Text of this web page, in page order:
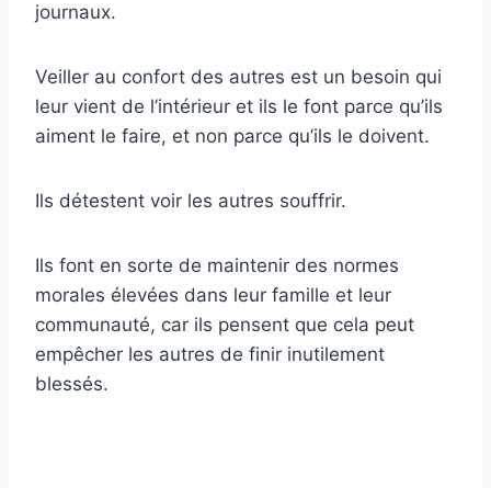
journaux.
Veiller au confort des autres est un besoin qui
leur vient de l’intérieur et ils le font parce qu’ils
aiment le faire, et non parce qu’ils le doivent.
Ils détestent voir les autres souffrir.
Ils font en sorte de maintenir des normes
morales élevées dans leur famille et leur
communauté, car ils pensent que cela peut
empêcher les autres de finir inutilement
blessés.